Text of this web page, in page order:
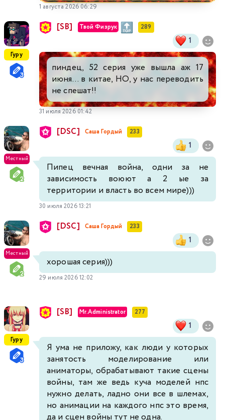
1 августа 2026 06:29
Гуру
[SB] Твой Физрук 289
1
пиндец, 52 серия уже вышла аж 17
июня... в китае, НО, у нас переводить
не спешат!!
31 июля 2026 01:42
Местный
[DSC] Саша Гордый 233
1
Пипец вечная война, одни за не
зависимость воюют а 2 ые за
территории и власть во всем мире)))
30 июля 2026 13:21
Местный
[DSC] Саша Гордый 233
1
хорошая серия)))
29 июля 2026 12:02
Гуру
[SB] Mr.Administrator 277
1
Я ума не приложу, как люди у которых
занятость моделирование или
аниматоры, обрабатывают такие сцены
войны, там же ведь куча моделей нпс
нужно делать, ладно они все в шлемах,
но анимации на каждого нпс это время,
да и сцен войны тут не одна.